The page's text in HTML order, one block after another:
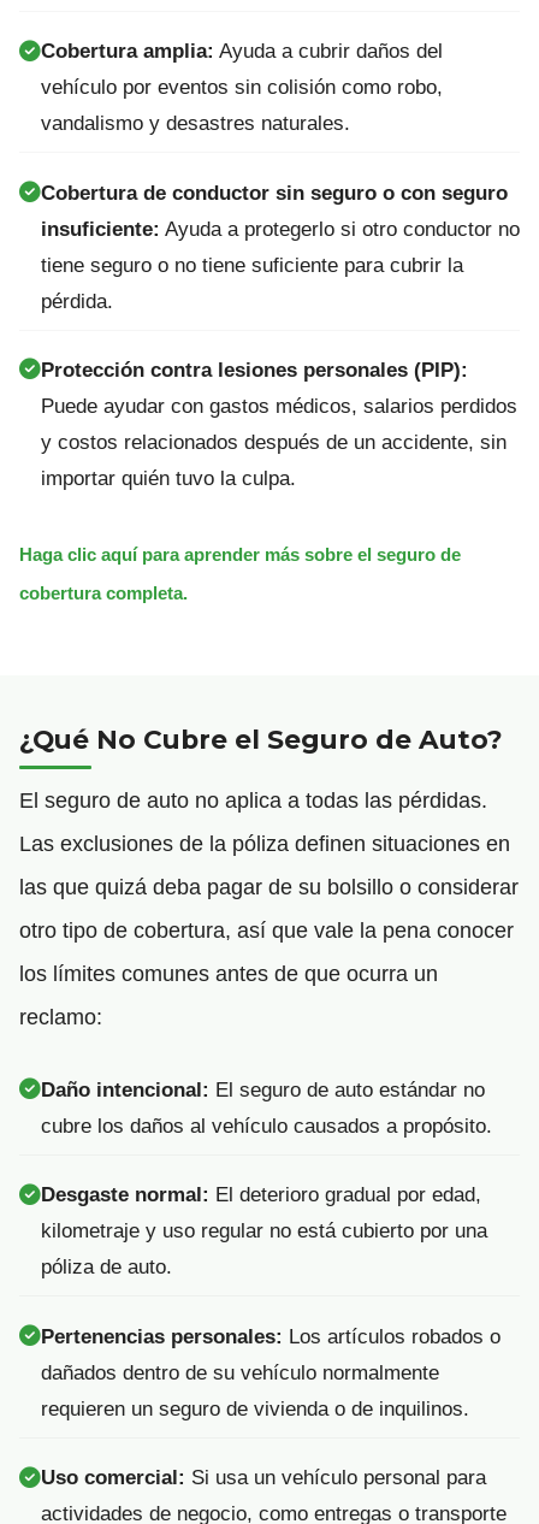
Cobertura amplia: Ayuda a cubrir daños del
vehículo por eventos sin colisión como robo,
vandalismo y desastres naturales.
Cobertura de conductor sin seguro o con seguro
insuficiente: Ayuda a protegerlo si otro conductor no
tiene seguro o no tiene suficiente para cubrir la
pérdida.
Protección contra lesiones personales (PIP):
Puede ayudar con gastos médicos, salarios perdidos
y costos relacionados después de un accidente, sin
importar quién tuvo la culpa.
Haga clic aquí para aprender más sobre el seguro de
cobertura completa.
¿Qué No Cubre el Seguro de Auto?
El seguro de auto no aplica a todas las pérdidas.
Las exclusiones de la póliza definen situaciones en
las que quizá deba pagar de su bolsillo o considerar
otro tipo de cobertura, así que vale la pena conocer
los límites comunes antes de que ocurra un
reclamo:
Daño intencional: El seguro de auto estándar no
cubre los daños al vehículo causados a propósito.
Desgaste normal: El deterioro gradual por edad,
kilometraje y uso regular no está cubierto por una
póliza de auto.
Pertenencias personales: Los artículos robados o
dañados dentro de su vehículo normalmente
requieren un seguro de vivienda o de inquilinos.
Uso comercial: Si usa un vehículo personal para
actividades de negocio, como entregas o transporte